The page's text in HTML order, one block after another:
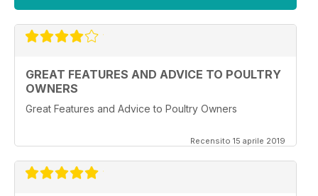
GREAT FEATURES AND ADVICE TO POULTRY
OWNERS
Great Features and Advice to Poultry Owners
Recensito 15 aprile 2019